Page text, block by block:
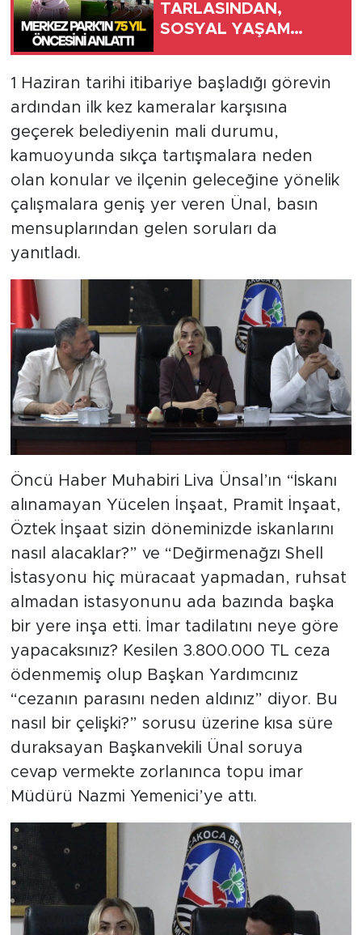
TARLASINDAN,
SOSYAL YAŞAM
1 Haziran tarihi itibariye başladığı görevin
ardından ilk kez kameralar karşısına
geçerek belediyenin mali durumu,
kamuoyunda sıkça tartışmalara neden
olan konular ve ilçenin geleceğine yönelik
çalışmalara geniş yer veren Ünal, basın
mensuplarından gelen soruları da
yanıtladı.
Öncü Haber Muhabiri Liva Ünsal’ın “İskanı
alınamayan Yücelen İnşaat, Pramit İnşaat,
Öztek İnşaat sizin döneminizde iskanlarını
nasıl alacaklar?” ve “Değirmenağzı Shell
İstasyonu hiç müracaat yapmadan, ruhsat
almadan istasyonunu ada bazında başka
bir yere inşa etti. İmar tadilatını neye göre
yapacaksınız? Kesilen 3.800.000 TL ceza
ödenmemiş olup Başkan Yardımcınız
“cezanın parasını neden aldınız” diyor. Bu
nasıl bir çelişki?” sorusu üzerine kısa süre
duraksayan Başkanvekili Ünal soruya
cevap vermekte zorlanınca topu imar
Müdürü Nazmi Yemenici’ye attı.